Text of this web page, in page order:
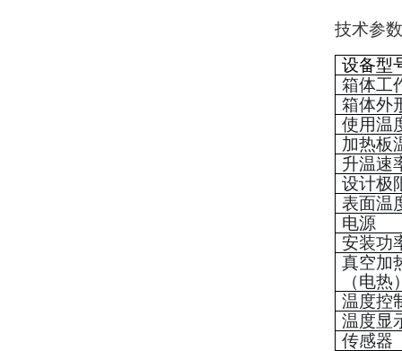
技术参
设备型
箱体工
箱体外
使用温
加热板
升温速
设计极
表面温
电源
安装功
真空加
（电热
温度控
温度显
传感器